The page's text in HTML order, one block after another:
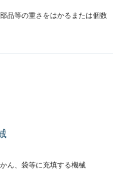
品等の重さをはかるまたは個数
ん、袋等に充填する機械